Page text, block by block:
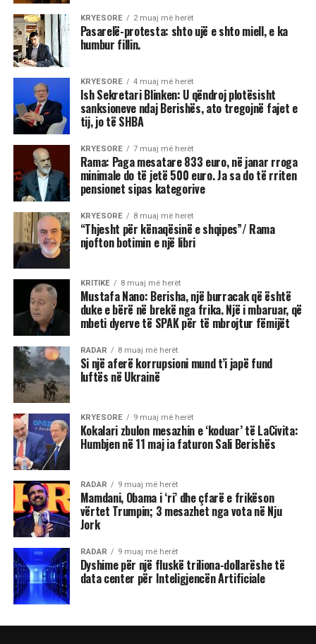
KRYESORE 2 muaj më herët
Pasarelë-protesta: shto ujë e shto miell, e ka
humbur fillin.
KRYESORE 4 muaj më herët
Ish Sekretari Blinken: U qëndroj plotësisht
sanksioneve ndaj Berishës, ato tregojnë fajet e
tij, jo të SHBA
KRYESORE 7 muaj më herët
Rama: Paga mesatare 833 euro, në janar rroga
minimale do të jetë 500 euro. Ja sa do të rriten
pensionet sipas kategorive
KRYESORE 8 muaj më herët
“Thjesht për kënaqësinë e shqipes”/ Rama
njofton botimin e një libri
KRITIKE 8 muaj më herët
Mustafa Nano: Berisha, një burracak që është
duke e bërë në brekë nga frika. Një i mbaruar, që
mbeti dyerve të SPAK për të mbrojtur fëmijët
RADAR 8 muaj më herët
Si një aferë korrupsioni mund t’i japë fund
luftës në Ukrainë
KRYESORE 9 muaj më herët
Kokalari zbulon mesazhin e ‘koduar’ të LaCivita:
Humbjen në 11 maj ia faturon Sali Berishës
RADAR 9 muaj më herët
Mamdani, Obama i ‘ri’ dhe çfarë e frikëson
vërtet Trumpin; 3 mesazhet nga vota në Nju
Jork
RADAR 9 muaj më herët
Dyshime për një fluskë triliona-dollarëshe të
data center për Inteligjencën Artificiale